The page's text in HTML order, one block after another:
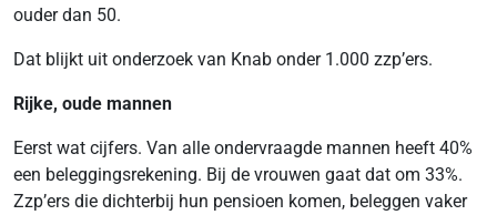
ouder dan 50.
Dat blijkt uit onderzoek van Knab onder 1.000 zzp’ers.
Rijke, oude mannen
Eerst wat cijfers. Van alle ondervraagde mannen heeft 40%
een beleggingsrekening. Bij de vrouwen gaat dat om 33%.
Zzp’ers die dichterbij hun pensioen komen, beleggen vaker